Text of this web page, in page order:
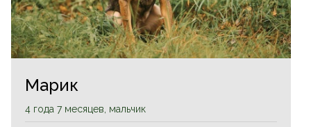
Марик
4 года 7 месяцев, мальчик